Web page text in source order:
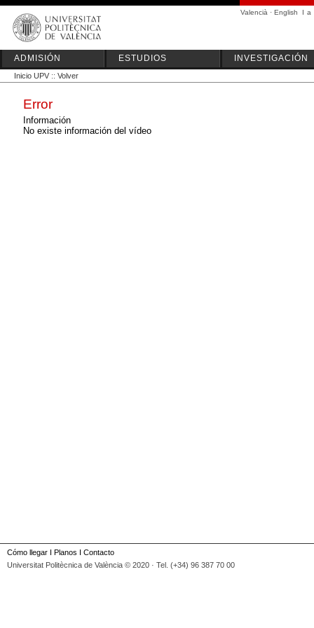
Valencià · English I a
ADMISIÓN ESTUDIOS INVESTIGACIÓN
Inicio UPV :: Volver
Error
Información
No existe información del vídeo
Cómo llegar I Planos I Contacto
Universitat Politècnica de València © 2020 · Tel. (+34) 96 387 70 00